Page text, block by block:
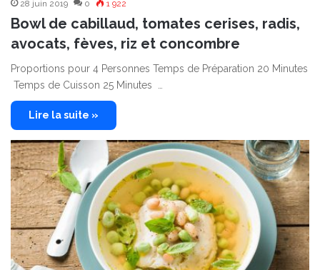
28 juin 2019 0 1 922
Bowl de cabillaud, tomates cerises, radis,
avocats, fèves, riz et concombre
Proportions pour 4 Personnes Temps de Préparation 20 Minutes
Temps de Cuisson 25 Minutes …
Lire la suite »